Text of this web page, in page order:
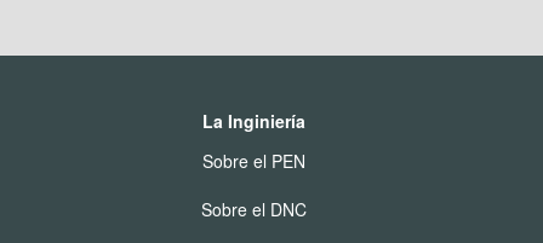
La Inginiería
Sobre el PEN
Sobre el DNC